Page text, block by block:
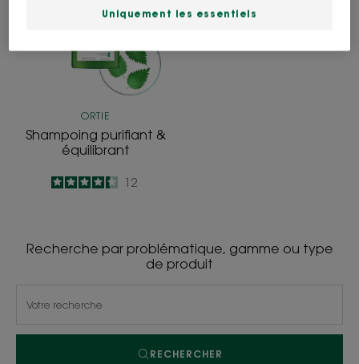
équilibrant
ORTIE
Shampoing purifiant &
équilibrant
4.3
/512
Recherche par problématique, gamme ou type
de produit
RECHERCHER
Uniquement les essentiels